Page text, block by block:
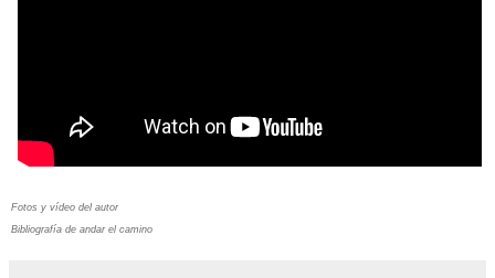
Fotos y vídeo del autor
Bibliografía de andar el camino